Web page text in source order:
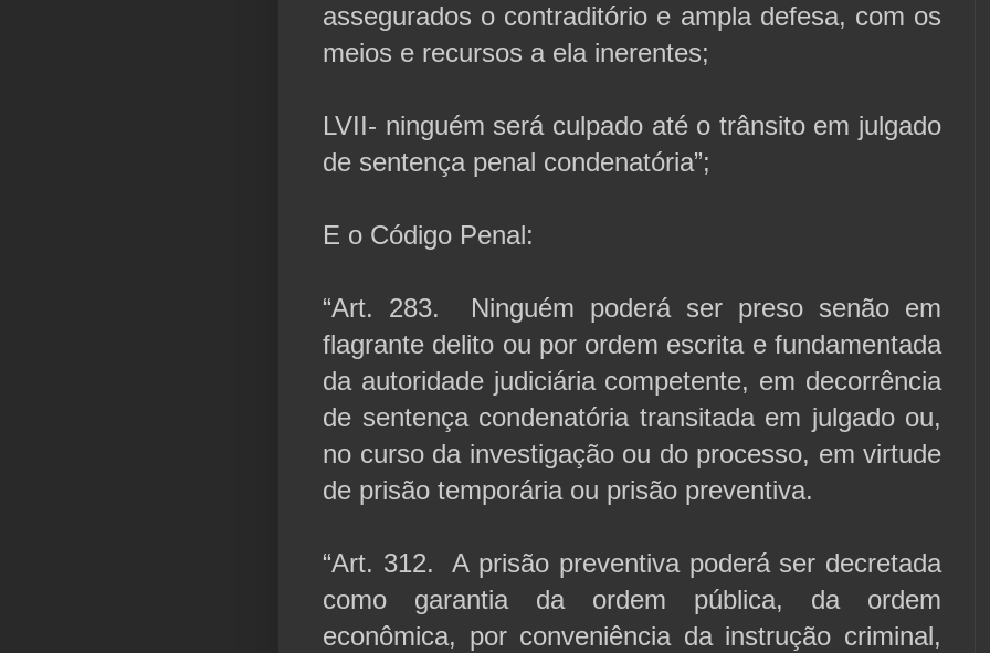
assegurados o contraditório e ampla defesa, com os
meios e recursos a ela inerentes;
LVII- ninguém será culpado até o trânsito em julgado
de sentença penal condenatória”;
E o Código Penal:
“Art. 283. Ninguém poderá ser preso senão em
flagrante delito ou por ordem escrita e fundamentada
da autoridade judiciária competente, em decorrência
de sentença condenatória transitada em julgado ou,
no curso da investigação ou do processo, em virtude
de prisão temporária ou prisão preventiva.
“Art. 312. A prisão preventiva poderá ser decretada
como garantia da ordem pública, da ordem
econômica, por conveniência da instrução criminal,